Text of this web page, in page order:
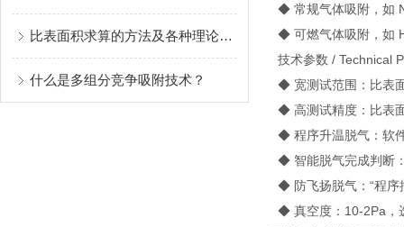
比表面积求算的方法及各种理论适用的条件及注意的问题
什么是多组分竞争吸附技术？
◆ 常规气体吸附，如
◆ 可燃气体吸附，如
技术参数 / Technical
◆ 宽测试范围：比表
◆ 高测试精度：比表
◆ 程序升温脱气：软
◆ 智能脱气完成判断
◆ 防飞扬脱气：“程序
◆ 真空度：10-2Pa，